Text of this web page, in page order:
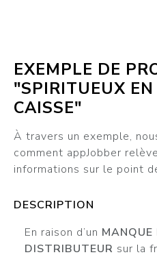
EXEMPLE DE
"SPIRITUEUX EN
CAISSE"
À travers un exemple,
comment appJobber
informations sur le point
DESCRIPTION
En raison d’un MANQUE
DISTRIBUTEUR sur la